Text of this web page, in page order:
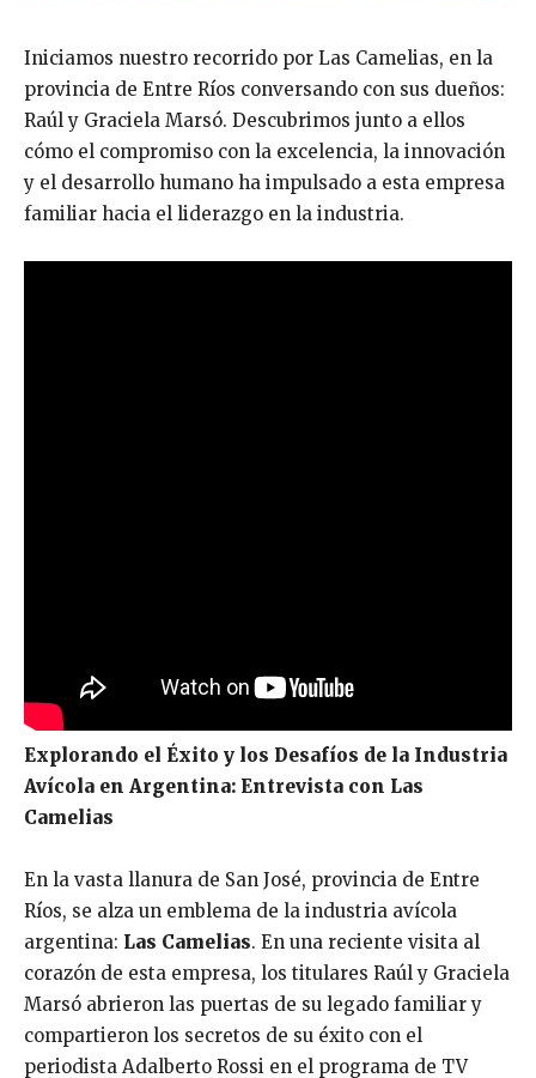
Iniciamos nuestro recorrido por Las Camelias, en la
provincia de Entre Ríos conversando con sus dueños:
Raúl y Graciela Marsó. Descubrimos junto a ellos
cómo el compromiso con la excelencia, la innovación
y el desarrollo humano ha impulsado a esta empresa
familiar hacia el liderazgo en la industria.
Explorando el Éxito y los Desafíos de la Industria
Avícola en Argentina: Entrevista con Las
Camelias
En la vasta llanura de San José, provincia de Entre
Ríos, se alza un emblema de la industria avícola
argentina: Las Camelias. En una reciente visita al
corazón de esta empresa, los titulares Raúl y Graciela
Marsó abrieron las puertas de su legado familiar y
compartieron los secretos de su éxito con el
periodista Adalberto Rossi en el programa de TV